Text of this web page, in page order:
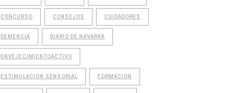
CONCURSO CONSEJOS CUIDADORES
DEMENCIA DIARIO DE NAVARRA
ENVEJECIMIENTOACTIVO
ESTIMULACIÓN SENSORIAL FORMACIÓN